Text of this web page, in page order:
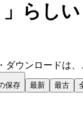
らしい
ダウンロードは
保存 最新 最古